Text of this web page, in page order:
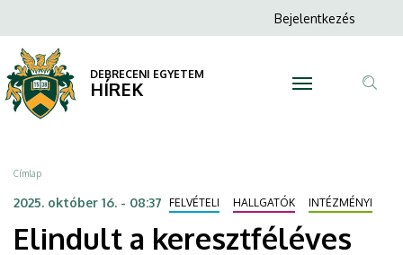
keresztféléves
felvételi
DEBRECENI
EGYETEM
a
tartalomra
Anonim
menüje
Bejelentkezés
DEBRECENI EGYETEM
HÍREK
Morzsa
Címlap
2025. október 16. - 08:37 FELVÉTELI HALLGATÓK INTÉZMÉNYI
Elindult a keresztféléves